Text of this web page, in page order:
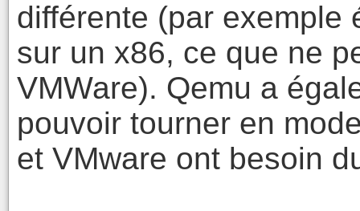
différente (par exemple
sur un x86, ce que ne
VMWare). Qemu a
pouvoir tourner en
et VMware ont besoin